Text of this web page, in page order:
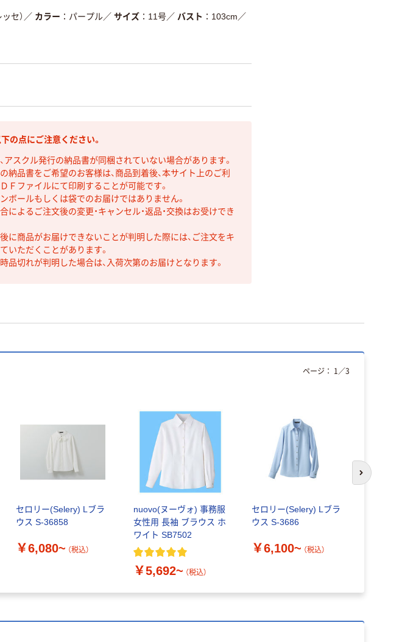
セ） ／ カラー パープル／ サイズ 11号／ バスト 103cm ／
の点にご注意ください。
アスクル発行の納品書が同梱されていない場合があります。
納品書をご希望のお客様は、商品到着後、本サイト上のご利
Ｆファイルにて印刷することが可能です。
ボールもしくは袋でのお届けではありません。
によるご注文後の変更・キャンセル・返品・交換はお受けでき
に商品がお届けできないことが判明した際には、ご注文をキ
いただくことがあります。
品切れが判明した場合は、入荷次第のお届けとなります。
セロリー(Selery) Lブラ
ウス S-36858
￥6,080~ （税込）
nuovo(ヌーヴォ) 事務服
女性用 長袖 ブラウス ホ
ワイト SB7502
￥5,692~ （税込）
セロリー(Selery) Lブラ
ウス S-3686
￥6,100~ （税込）
ページ： 1 ／3
次のスライド